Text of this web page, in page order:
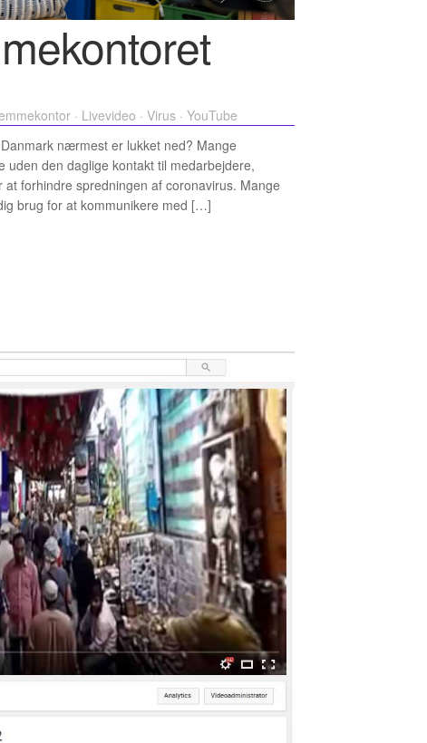
· Livevideo · Virus · YouTube
nærmest er lukket ned? Mange
den daglige kontakt til medarbejdere,
forhindre spredningen af coronavirus. Mange
brug for at kommunikere med […]